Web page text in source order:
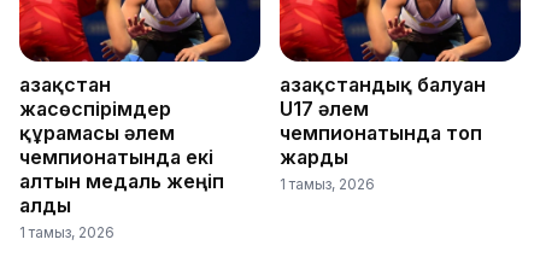
Қазақстан
жасөспірімдер
құрамасы әлем
чемпионатында екі
алтын медаль жеңіп
алды
1 тамыз, 2026
Қазақстандық балуан
U17 әлем
чемпионатында топ
жарды
1 тамыз, 2026